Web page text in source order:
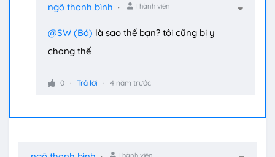
ngô thanh bình Thành viên
@SW (Bá) là sao thế bạn? tôi cũng bị y
chang thế
0 Trả lời 4 năm trước